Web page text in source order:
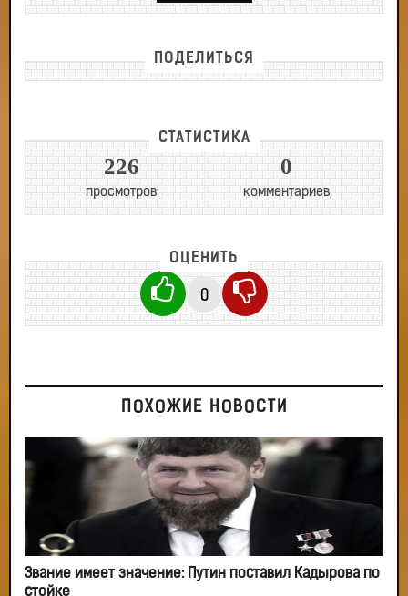
ПОДЕЛИТЬСЯ
СТАТИСТИКА
226
просмотров
0
комментариев
ОЦЕНИТЬ
0
ПОХОЖИЕ НОВОСТИ
Звание имеет значение: Путин поставил Кадырова по
стойке